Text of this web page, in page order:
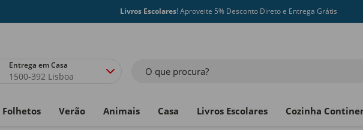
Livros Escolares! Aproveite 5% Desconto Direto e Entrega Grátis
Entrega em Casa
1500-392 Lisboa O que procura?
Folhetos Verão Animais Casa Livros Escolares Cozinha